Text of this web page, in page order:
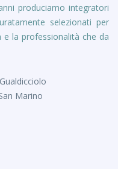
produciamo integratori
selezionati per
la professionalità che da
Marino